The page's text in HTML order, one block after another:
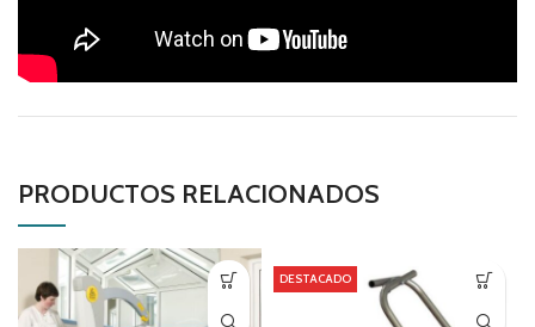
PRODUCTOS RELACIONADOS
DESTACADO